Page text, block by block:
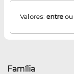
Valores: entreou
Família